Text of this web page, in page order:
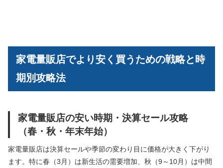
家電量販店でより安く買うための戦略と時
期別攻略法
家電量販店の安い時期・決算セール攻略
（春・秋・年末年始）
家電量販店は決算セールや季節の変わり目に価格が大きく下がり
ます。特に春（3月）は新生活の需要増加、秋（9～10月）は中間